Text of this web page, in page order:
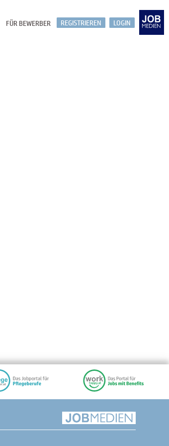
LOGIN
REGISTRIEREN
FÜR BEWERBER